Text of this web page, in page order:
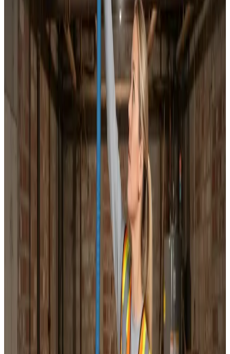
Dokumenteret ventilationsrens